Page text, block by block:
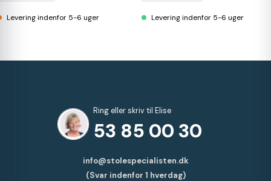
Levering indenfor 5-6 uger Levering indenfor 5-6 uger
Ring eller skriv til Elise
53 85 00 30
info@stolespecialisten.dk
(Svar indenfor 1 hverdag)